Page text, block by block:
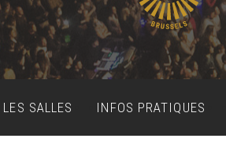
LES SALLES INFOS PRATIQUES